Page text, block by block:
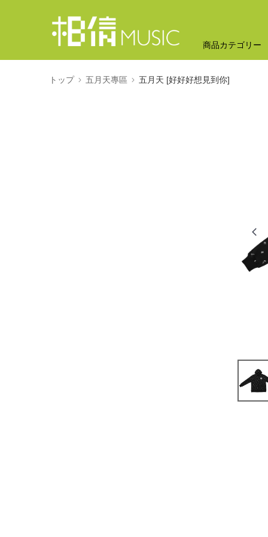
商品カテゴリー
トップ 五月天專區 五月天 [好好好想見到你]